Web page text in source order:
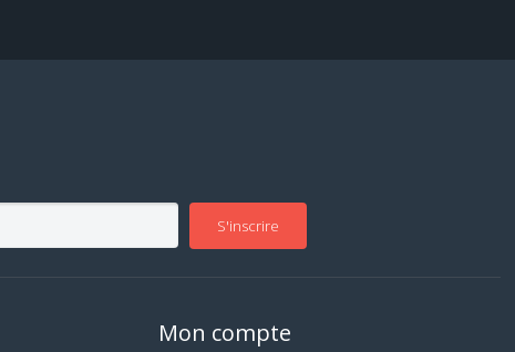
S'inscrire
Mon compte